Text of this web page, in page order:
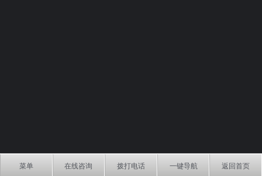
菜单 在线咨询 拨打电话 一键导航 返回首页